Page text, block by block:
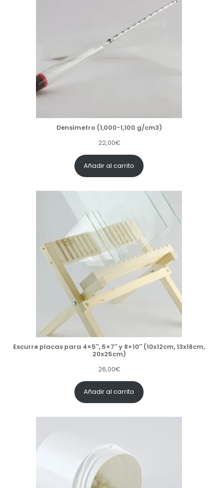
Densímetro (1,000-1,100 g/cm3)
22,00€
Añadir al carrito
Escurre placas para 4×5″, 5×7″ y 8×10″ (10x12cm, 13x18cm,
20x25cm)
26,00€
Añadir al carrito